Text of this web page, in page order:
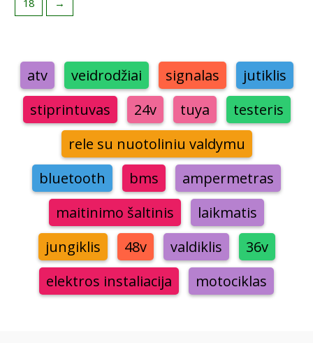
atv veidrodžiai signalas
jutiklis
stiprintuvas
24v tuya
testeris
rele su nuotoliniu valdymu
bluetooth
bms
ampermetras
maitinimo šaltinis
laikmatis
jungiklis
48v valdiklis
36v
elektros instaliacija
motociklas
18 →